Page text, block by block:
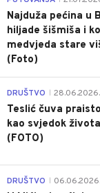
Najduža pećina u
hiljade šišmiša i
medvjeda stare
(Foto)
DRUŠTVO 28.06.2026.
Teslić čuva
kao svjedok
(FOTO)
DRUŠTVO 06.06.2026.